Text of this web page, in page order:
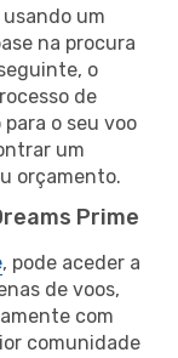
um
na procura
o
de
o seu voo
um
orçamento.
Prime
, pode aceder a
de voos,
com
comunidade